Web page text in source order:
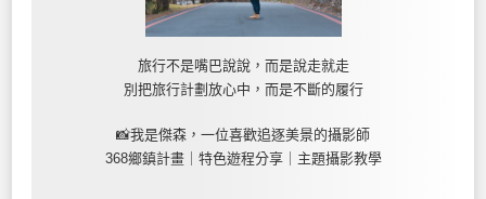
旅行不是嘴巴說說，而是說走就走
別把旅行計劃放心中，而是不斷的履行
📸我是傑森，一位喜歡追逐美景的攝影師
368鄉鎮計畫｜特色遊程分享｜主題攝影教學